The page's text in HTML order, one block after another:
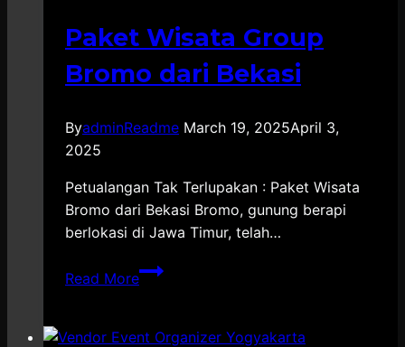
Paket Wisata Group
Bromo dari Bekasi
ByadminReadme March 19, 2025April 3,
2025
Petualangan Tak Terlupakan : Paket Wisata
Bromo dari Bekasi Bromo, gunung berapi
berlokasi di Jawa Timur, telah…
Read More
Paket
Wisata
Bromo